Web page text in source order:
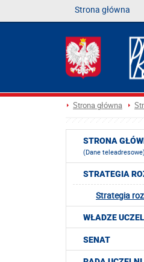
Strona główna
Strona główna
STRONA
(Dane teleadresowe)
STRATEGIA
Strategia
WŁADZE
SENAT